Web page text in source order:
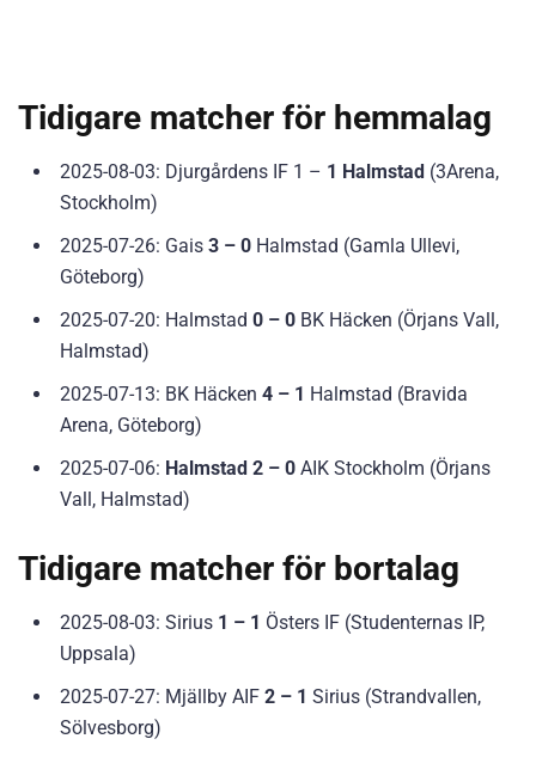
Tidigare matcher för hemmalag
2025-08-03: Djurgårdens IF 1 – 1 Halmstad (3Arena,
Stockholm)
2025-07-26: Gais 3 – 0 Halmstad (Gamla Ullevi,
Göteborg)
2025-07-20: Halmstad 0 – 0 BK Häcken (Örjans Vall,
Halmstad)
2025-07-13: BK Häcken 4 – 1 Halmstad (Bravida
Arena, Göteborg)
2025-07-06: Halmstad 2 – 0 AIK Stockholm (Örjans
Vall, Halmstad)
Tidigare matcher för bortalag
2025-08-03: Sirius 1 – 1 Östers IF (Studenternas IP,
Uppsala)
2025-07-27: Mjällby AIF 2 – 1 Sirius (Strandvallen,
Sölvesborg)